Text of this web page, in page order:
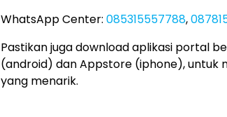
WhatsApp Center: 085315557788,
Pastikan juga download aplikasi portal
(android) dan Appstore (iphone), untuk
yang menarik.